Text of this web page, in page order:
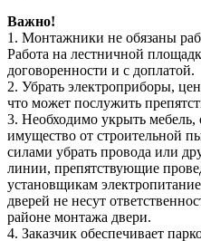
Важно!
1. Монтажники не обязаны
Работа на лестничной
договоренности и с доплатой.
2. Убрать электроприборы,
что может послужить
3. Необходимо укрыть
имущество от строительной
силами убрать провода или
линии, препятствующие
установщикам
дверей не несут
районе монтажа двери.
4. Заказчик обеспечивает